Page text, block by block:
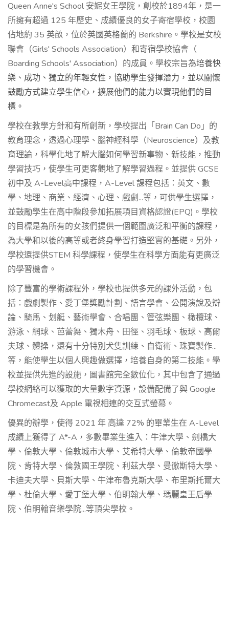
Queen Anne's School 安妮女王學院，創校於1894年，是一
所擁有超過 125 年歷史、成績優良的女子寄宿學校，校園
佔地約 35 英畝，位於英國英格蘭的 Berkshire。學校是女校
聯會（​Girls' Schools Association​）和寄宿學校協會（​
Boarding Schools' Association​）的成員。學校宗旨為培養快
樂、成功、獨立的年輕女性，協助學生發揮潛力，並以關懷
鼓勵方式建立學生信心，擴展他們的能力以實現他們的目
標。
學校在教學方針和有所創新，學校提出「Brain Can Do」的
教育理念，透過心理學、腦神經科學（Neuroscience）及教
育理論，科學化地了解大腦如何學習新事物、新技能，推動
學習技巧，使學生可更客觀地了解學習過程。並提供 GCSE
初中及 A-Level高中課程，A-Level 課程包括：英文、數
學、地理、商業、經濟、心理、戲劇...等，可供學生選擇，
並鼓勵學生在高中階段參加拓展項目資格認證(EPQ)。學校
的目標是為所有的女孩們提供一個範圍廣泛和平衡的課程，
為大學和以後的高等或者終身學習打造堅實的基礎。另外，
學校還提供STEM 科學課程，使學生在科學方面能有更廣泛
的學習機會。
除了豐富的學術課程外，學校也提供多元的課外活動，包
括：戲劇製作、愛丁堡獎勵計劃、語言學會、公開演說及辯
論、騎馬、划艇、藝術學會、合唱團、管弦樂團、橄欖球、
游泳、網球、芭蕾舞、獨木舟、田徑、羽毛球、板球、高爾
夫球、體操，還有十分特別犬隻訓練、自衛術、珠寶製作...
等，能使學生以個人興趣做選擇，培養自身的第二技能。學
校並提供先進的設施，圖書館完全數位化，其中包含了通過
學校網絡可以獲取的大量數字資源，設備配備了與 Google
Chromecast及 Apple 電視相連的交互式螢幕。
優異的辦學，使得 2021 年 高達 72% 的畢業生在 A-Level
成績上獲得了 A*-A，多數畢業生進入：牛津大學、劍橋大
學、倫敦大學、倫敦城市大學、艾希特大學、倫敦帝國學
院、肯特大學、倫敦國王學院、利茲大學、曼徹斯特大學、
卡迪夫大學、貝斯大學、牛津布魯克斯大學、布里斯托爾大
學、杜倫大學、愛丁堡大學、伯眀翰大學、瑪麗皇王后學
院、伯眀翰音樂學院...等頂尖學校。